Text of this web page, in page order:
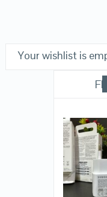
Your wishlist is